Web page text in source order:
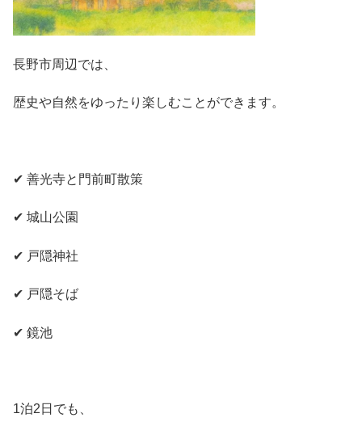
長野市周辺では、
歴史や自然をゆったり楽しむことができます。
✔ 善光寺と門前町散策
✔ 城山公園
✔ 戸隠神社
✔ 戸隠そば
✔ 鏡池
1泊2日でも、